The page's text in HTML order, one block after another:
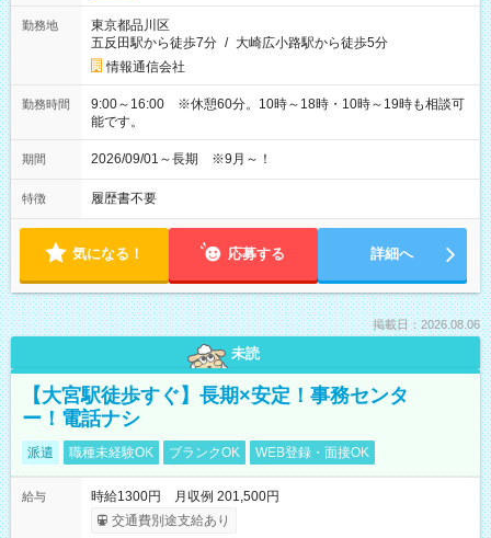
勤務地
東京都品川区
五反田駅から徒歩7分 / 大崎広小路駅から徒歩5分
情報通信会社
勤務時間
9:00～16:00 ※休憩60分。10時～18時・10時～19時も相談可
能です。
期間 2026/09/01～長期 ※9月～！
特徴 履歴書不要
気になる！ 応募する 詳細へ
掲載日：2026.08.06
未読
【大宮駅徒歩すぐ】長期×安定！事務センタ
ー！電話ナシ
派遣 職種未経験OK ブランクOK WEB登録・面接OK
給与
時給1300円 月収例 201,500円
交通費別途支給あり